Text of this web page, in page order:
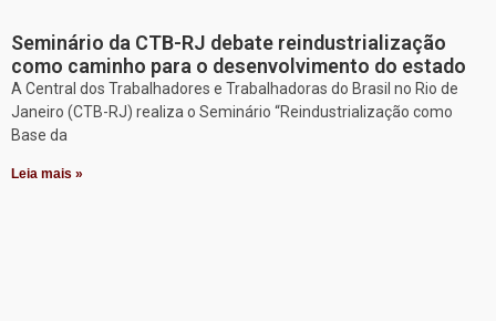
Seminário da CTB-RJ debate reindustrialização
como caminho para o desenvolvimento do estado
A Central dos Trabalhadores e Trabalhadoras do Brasil no Rio de
Janeiro (CTB-RJ) realiza o Seminário “Reindustrialização como
Base da
Leia mais »